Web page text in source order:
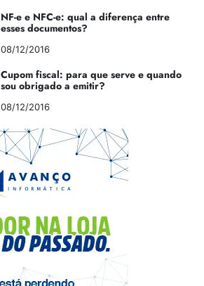
NF-e e NFC-e: qual a diferença entre
esses documentos?
08/12/2016
Cupom fiscal: para que serve e quando
sou obrigado a emitir?
08/12/2016